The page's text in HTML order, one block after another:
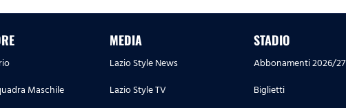
Maschile
MEDIA
Lazio Style News
Lazio Style TV
STADIO
Abbonamenti 2026/27
Biglietti